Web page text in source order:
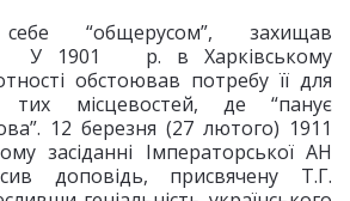
“общерусом”, захищав
У 1901 р. в Харківському
обстоював потребу її для
тих місцевостей, де “панує
12 березня (27 лютого) 1911
засіданні Імператорської АН
доповідь, присвячену Т.Г.